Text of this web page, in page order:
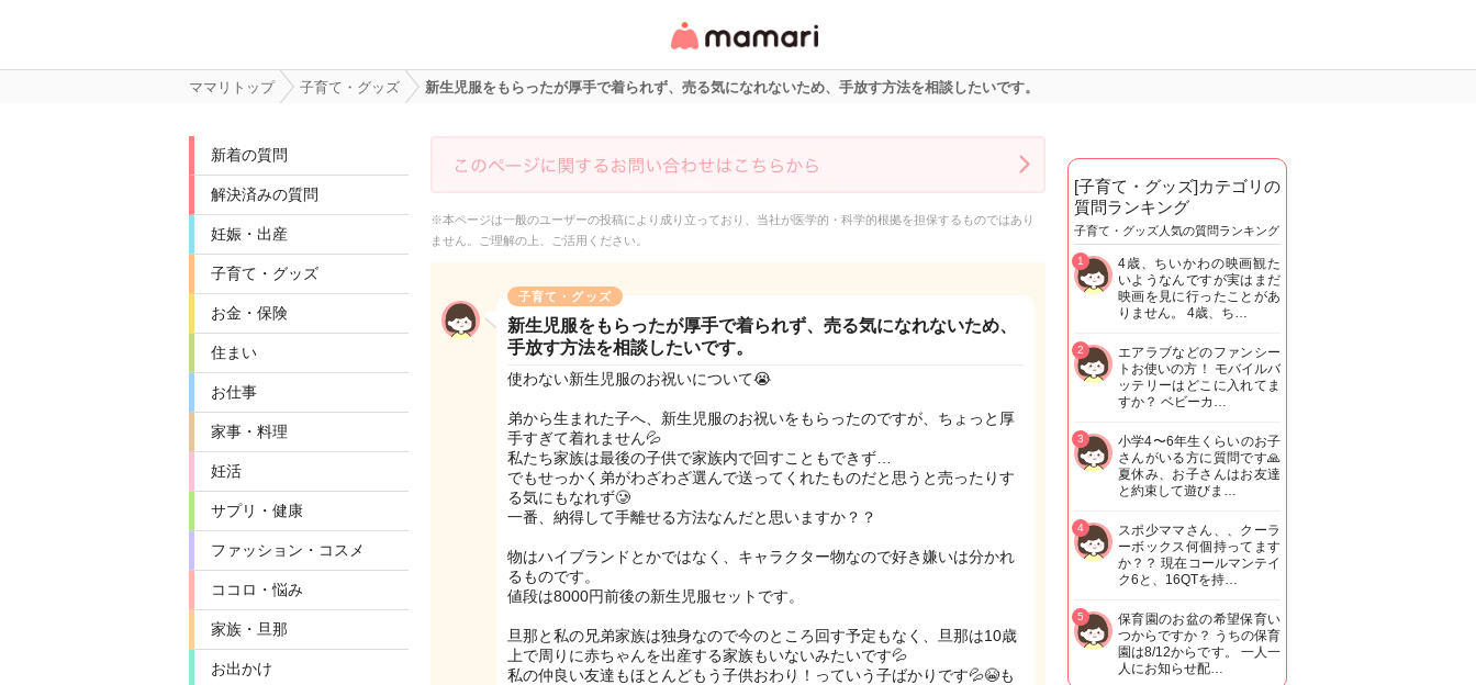
リ・情報サイト
ママリトップ 子育て・グッズ 新生児服をもらったが厚手で着られず、売る気になれないため、手放す方法を相談したいです。
新着の質問
解決済みの質問
妊娠・出産
子育て・グッズ
お金・保険
住まい
お仕事
家事・料理
妊活
サプリ・健康
ファッション・コスメ
ココロ・悩み
家族・旦那
お出かけ
※本ページは一般のユーザーの投稿により成り立っており、当社が医学的・科学的根拠を担保するものではあり
ません。ご理解の上、ご活用ください。
子育て・グッズ
新生児服をもらったが厚手で着られず、売る気になれないため、
手放す方法を相談したいです。
使わない新生児服のお祝いについて😭
弟から生まれた子へ、新生児服のお祝いをもらったのですが、ちょっと厚
手すぎて着れません💦
私たち家族は最後の子供で家族内で回すこともできず…
でもせっかく弟がわざわざ選んで送ってくれたものだと思うと売ったりす
る気にもなれず🥲
一番、納得して手離せる方法なんだと思いますか？？
物はハイブランドとかではなく、キャラクター物なので好き嫌いは分かれ
るものです。
値段は8000円前後の新生児服セットです。
旦那と私の兄弟家族は独身なので今のところ回す予定もなく、旦那は10歳
上で周りに赤ちゃんを出産する家族もいないみたいです💦
私の仲良い友達もほとんどもう子供おわり！っていう子ばかりです💦😭も
[子育て・グッズ]カテゴリの
質問ランキング
子育て・グッズ人気の質問ランキング
4歳、ちいかわの映画観た
いようなんですが実はまだ
映画を見に行ったことがあ
りません。 4歳、ち…
1
エアラブなどのファンシー
トお使いの方！ モバイルバ
ッテリーはどこに入れてま
すか？ ベビーカ…
2
小学4〜6年生くらいのお子
さんがいる方に質問です🙏
夏休み、お子さんはお友達
と約束して遊びま…
3
スポ少ママさん、、クーラ
ーボックス何個持ってます
か？？ 現在コールマンテイ
ク6と、16QTを持…
4
保育園のお盆の希望保育い
つからですか？ うちの保育
園は8/12からです。 一人一
人にお知らせ配…
5